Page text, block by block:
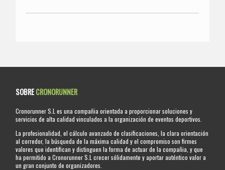
SOBRECRONORUNNER
Cronorunner S.L es una compañia orientada a proporcionar soluciones y
servicios de alta calidad vinculados a la organización de eventos deportivos.
La profesionalidad, el cálculo avanzado de clasificaciones, la clara orientación
al corredor, la búsqueda de la máxima calidad y el compromiso son firmes
valores que identifican y distinguen la forma de actuar de la compañia, y que
ha permitido a Cronorunner S.L crecer sólidamente y aportar auténtico valor a
un gran conjunto de organizadores.